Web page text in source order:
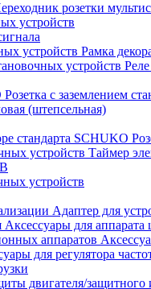
розетки
устройств
Рамка
Розетка с заземлением
(штепсельная)
Таймер
устройств
Адаптер для
Аксессуары для аппарата
для регулятора
двигателя/